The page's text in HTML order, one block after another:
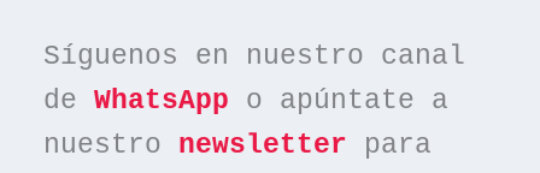
Síguenos en nuestro canal
de WhatsApp o apúntate a
nuestro newsletter para